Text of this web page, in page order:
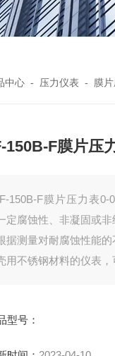
中心 - 压力仪表 - 膜
150B-F膜片压
150B-F膜片压力表0-
定腐蚀性、非凝固或非
据测量对耐腐蚀性能的
用不锈钢材料的仪表，
型号：